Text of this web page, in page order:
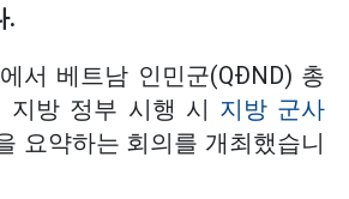
.
서 베트남 인민군(QĐND) 총
지방 정부 시행 시 지방 군사
요약하는 회의를 개최했습니